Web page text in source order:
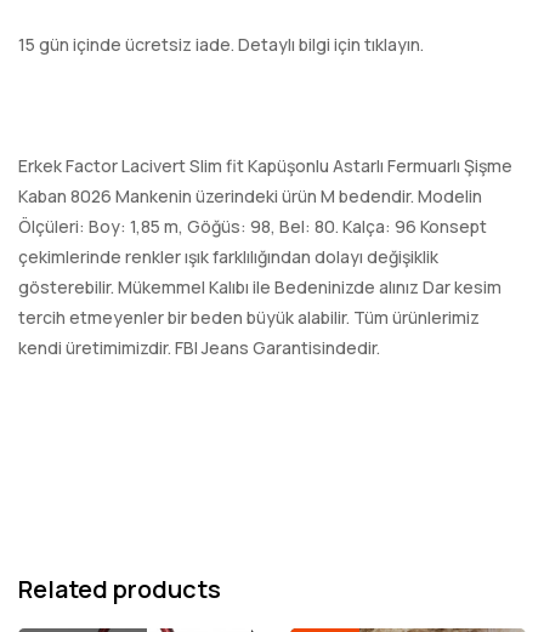
15 gün içinde ücretsiz iade. Detaylı bilgi için tıklayın.
Erkek Factor Lacivert Slim fit Kapüşonlu Astarlı Fermuarlı Şişme
Kaban 8026 Mankenin üzerindeki ürün M bedendir. Modelin
Ölçüleri: Boy: 1,85 m, Göğüs: 98, Bel: 80. Kalça: 96 Konsept
çekimlerinde renkler ışık farklılığından dolayı değişiklik
gösterebilir. Mükemmel Kalıbı ile Bedeninizde alınız Dar kesim
tercih etmeyenler bir beden büyük alabilir. Tüm ürünlerimiz
kendi üretimimizdir. FBI Jeans Garantisindedir.
Related products